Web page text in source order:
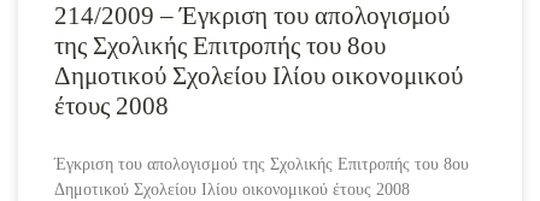
214/2009 – Έγκριση του απολογισμού
της Σχολικής Επιτροπής του 8ου
Δημοτικού Σχολείου Ιλίου οικονομικού
έτους 2008
Έγκριση του απολογισμού της Σχολικής Επιτροπής του 8ου
Δημοτικού Σχολείου Ιλίου οικονομικού έτους 2008